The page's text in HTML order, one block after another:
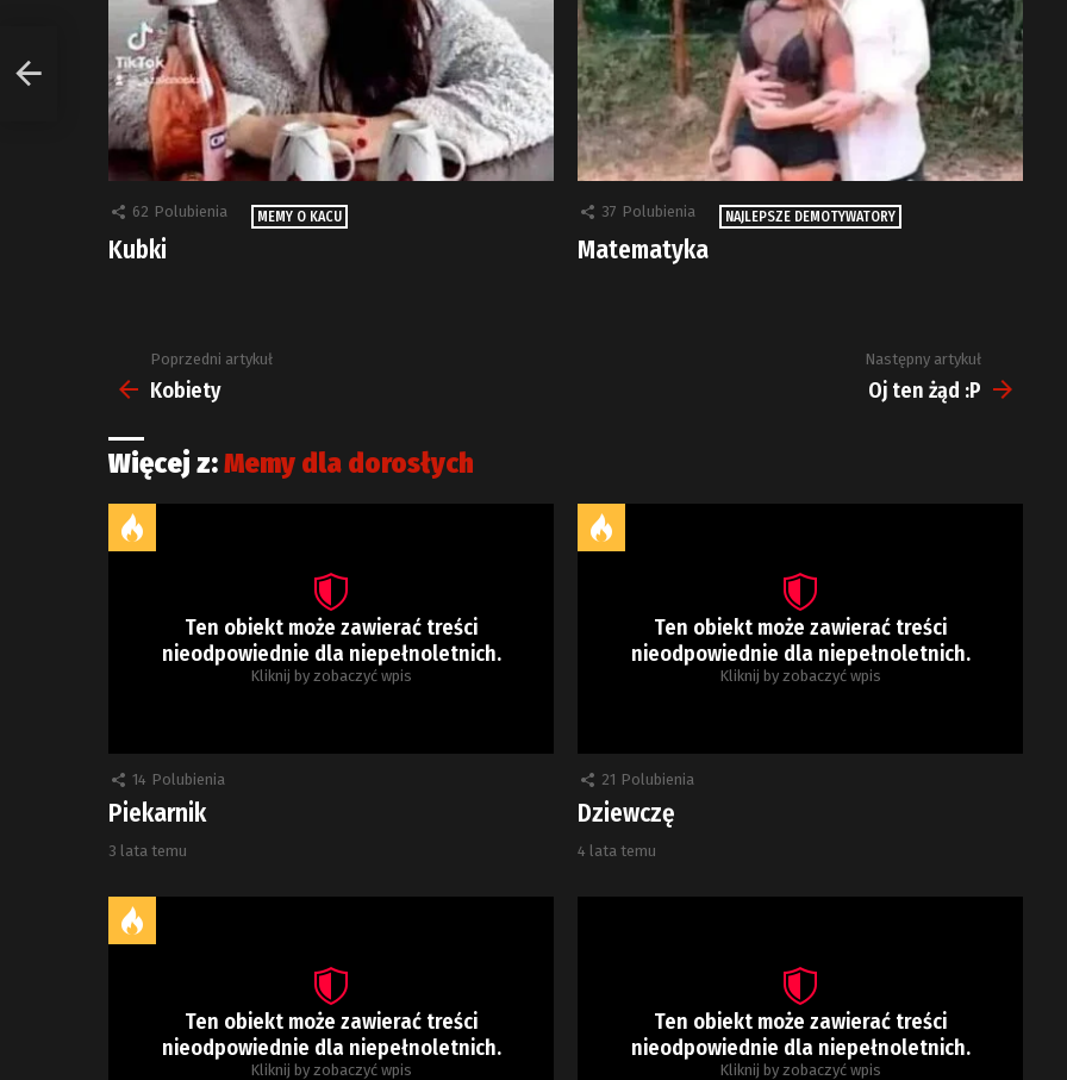
62 Polubienia MEMY O KACU
Kubki
37 Polubienia NAJLEPSZE DEMOTYWATORY
Matematyka
Zobacz
więcej
Poprzedni artykuł
Kobiety
Następny artykuł
Oj ten żąd :P
Więcej z:Memy dla dorosłych
Ten obiekt może zawierać treści
nieodpowiednie dla niepełnoletnich.
Kliknij by zobaczyć wpis
14 Polubienia
Piekarnik
3 lata temu
Ten obiekt może zawierać treści
nieodpowiednie dla niepełnoletnich.
Kliknij by zobaczyć wpis
21 Polubienia
Dziewczę
4 lata temu
Ten obiekt może zawierać treści
nieodpowiednie dla niepełnoletnich.
Kliknij by zobaczyć wpis
Ten obiekt może zawierać treści
nieodpowiednie dla niepełnoletnich.
Kliknij by zobaczyć wpis